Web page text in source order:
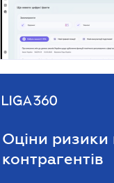
Оціни
контрагентів